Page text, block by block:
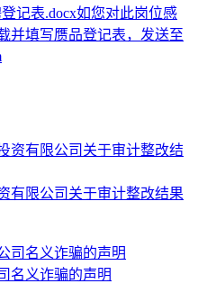
登记表.docx如您对此岗位感
并填写赝品登记表，发送至
有限公司关于审计整改结果
名义诈骗的声明